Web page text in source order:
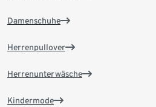
Damenschuhe
Herrenpullover
Herrenunterwäsche
Kindermode